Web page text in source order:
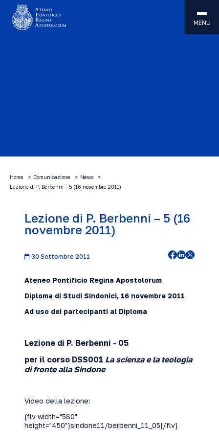
MENU
Home Comunicazione
News
Lezione di P. Berbenni – 5 (16 novembre 2011)
Lezione di P. Berbenni – 5 (16
novembre 2011)
30 Settembre 2011
Ateneo Pontificio Regina Apostolorum
Diploma di Studi Sindonici, 16 novembre 2011
Ad uso dei partecipanti al Diploma
Lezione di P. Berbenni - 05
per il corso DSS001 La scienza e la teologia
di fronte alla Sindone
Video della lezione:
{flv width="580"
height="450"}sindone11/berbenni_11_05{/flv}